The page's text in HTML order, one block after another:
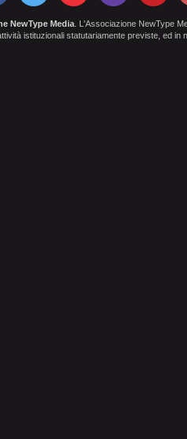
NewType Media. L'Associazione NewType
istituzionali statutariamente previste, ed